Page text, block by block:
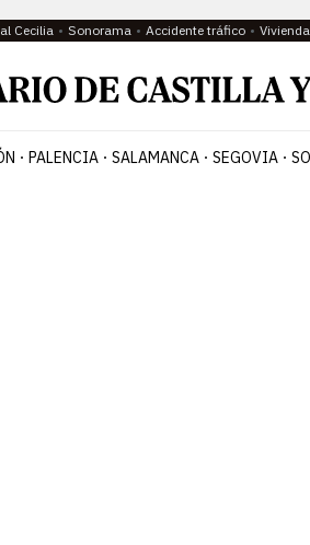
Cecilia Sonorama Accidente tráfico Vivienda
PALENCIA SALAMANCA SEGOVIA